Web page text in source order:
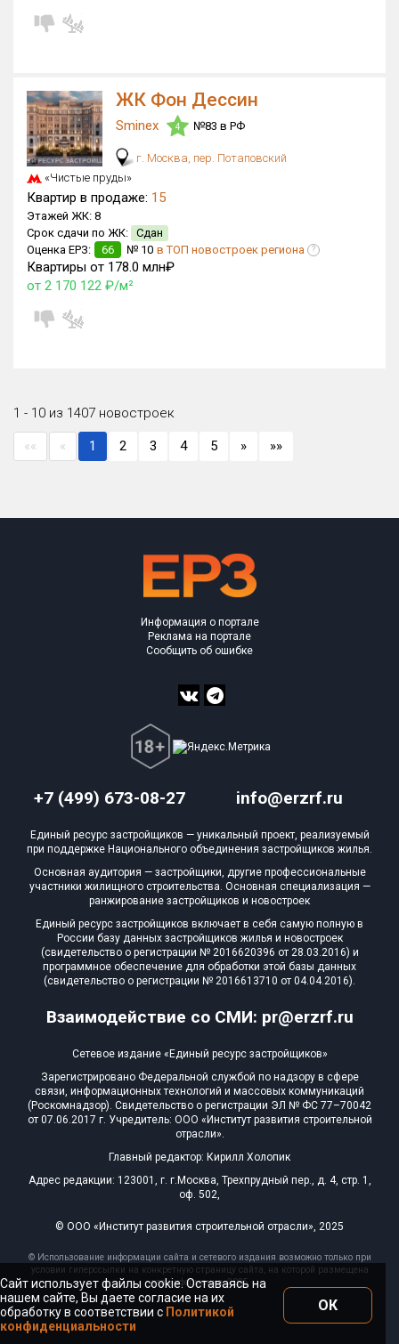
ЖК Фон Дессин
Sminex 4 №83 в РФ
г. Москва, пер. Потаповский
«Чистые пруды»
Квартир в продаже: 15
Этажей ЖК: 8
Срок сдачи по ЖК: Сдан
Оценка ЕРЗ:
66 № 10 в ТОП новостроек региона ?
Квартиры от 178.0 млн₽
от 2 170 122 ₽/м²
1 - 10 из 1407 новостроек
«« « 1 2 3 4 5 » »»
+7 (499) 673-08-27 info@erzrf.ru
Взаимодействие со СМИ: pr@erzrf.ru
Информация о портале
Реклама на портале
Сообщить об ошибке
Единый ресурс застройщиков — уникальный проект, реализуемый
при поддержке Национального объединения застройщиков жилья.
Основная аудитория — застройщики, другие профессиональные
участники жилищного строительства. Основная специализация —
ранжирование застройщиков и новостроек
Единый ресурс застройщиков включает в себя самую полную в
России базу данных застройщиков жилья и новостроек
(свидетельство о регистрации № 2016620396 от 28.03.2016) и
программное обеспечение для обработки этой базы данных
(свидетельство о регистрации № 2016613710 от 04.04.2016).
Сетевое издание «Единый ресурс застройщиков»
Зарегистрировано Федеральной службой по надзору в сфере
связи, информационных технологий и массовых коммуникаций
(Роскомнадзор). Свидетельство о регистрации ЭЛ № ФС 77–70042
от 07.06.2017 г. Учредитель: ООО «Институт развития строительной
отрасли».
Главный редактор: Кирилл Холопик
Адрес редакции: 123001, г. г.Москва, Трехпрудный пер., д. 4, стр. 1,
оф. 502,
© ООО «Институт развития строительной отрасли», 2025
© Использование информации сайта и сетевого издания возможно только при
условии гиперссылки на конкретную страницу сайта, на которой размещена
эта информация, 2025
Сайт использует файлы cookie. Оставаясь на
нашем сайте, Вы даете согласие на их
обработку в соответствии с Политикой
конфиденциальности
ОК